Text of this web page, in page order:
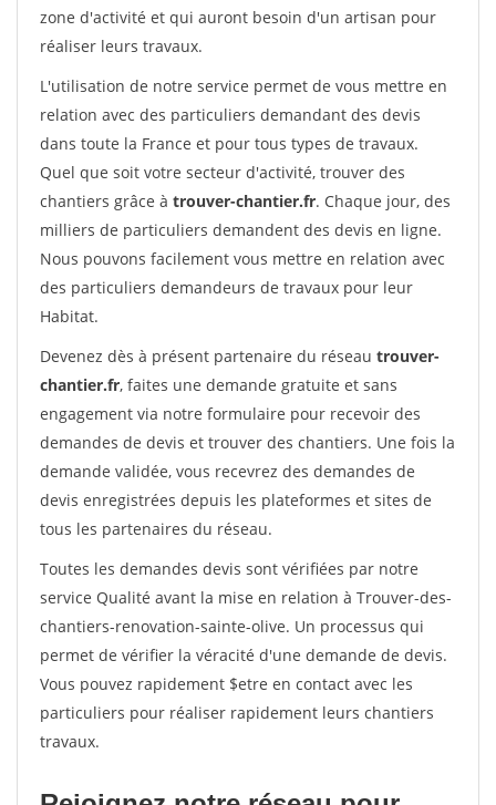
zone d'activité et qui auront besoin d'un artisan pour
réaliser leurs travaux.
L'utilisation de notre service permet de vous mettre en
relation avec des particuliers demandant des devis
dans toute la France et pour tous types de travaux.
Quel que soit votre secteur d'activité, trouver des
chantiers grâce à trouver-chantier.fr. Chaque jour, des
milliers de particuliers demandent des devis en ligne.
Nous pouvons facilement vous mettre en relation avec
des particuliers demandeurs de travaux pour leur
Habitat.
Devenez dès à présent partenaire du réseau trouver-
chantier.fr, faites une demande gratuite et sans
engagement via notre formulaire pour recevoir des
demandes de devis et trouver des chantiers. Une fois la
demande validée, vous recevrez des demandes de
devis enregistrées depuis les plateformes et sites de
tous les partenaires du réseau.
Toutes les demandes devis sont vérifiées par notre
service Qualité avant la mise en relation à Trouver-des-
chantiers-renovation-sainte-olive. Un processus qui
permet de vérifier la véracité d'une demande de devis.
Vous pouvez rapidement $etre en contact avec les
particuliers pour réaliser rapidement leurs chantiers
travaux.